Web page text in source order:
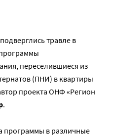
травле в
переселившиеся из
(ПНИ) в квартиры
проекта ОНФ «Регион
.
программы в различные